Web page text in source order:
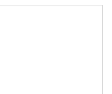
należy zmieszać
ml żelu aloesowego,